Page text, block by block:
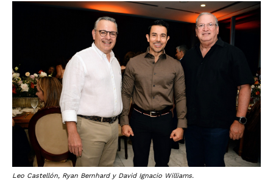
Leo Castellón, Ryan Bernhard y David Ignacio Williams.